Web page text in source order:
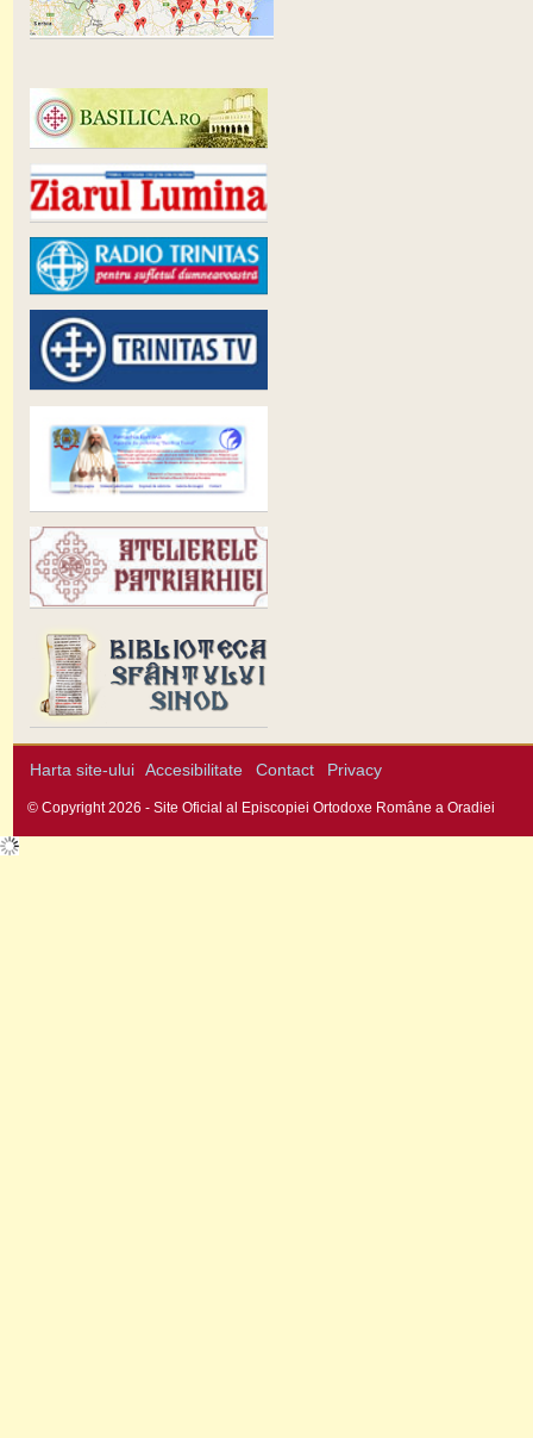
Harta site-ului Accesibilitate Contact Privacy
© Copyright 2026 - Site Oficial al Episcopiei Ortodoxe Române a Oradiei